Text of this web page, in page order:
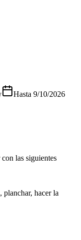
Hasta 9/10/2026
las siguientes
planchar, hacer la